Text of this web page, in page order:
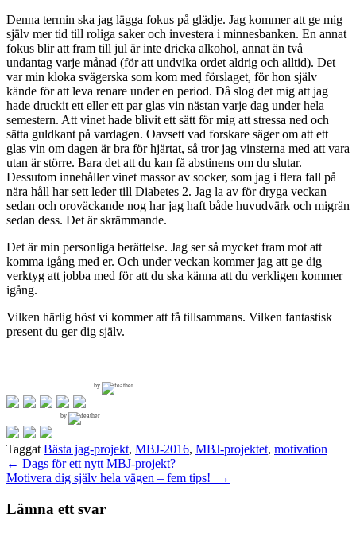
Denna termin ska jag lägga fokus på glädje. Jag kommer att ge mig
själv mer tid till roliga saker och investera i minnesbanken. En annat
fokus blir att fram till jul är inte dricka alkohol, annat än två
undantag varje månad (för att undvika ordet aldrig och alltid). Det
var min kloka svägerska som kom med förslaget, för hon själv
kände för att leva renare under en period. Då slog det mig att jag
hade druckit ett eller ett par glas vin nästan varje dag under hela
semestern. Att vinet hade blivit ett sätt för mig att stressa ned och
sätta guldkant på vardagen. Oavsett vad forskare säger om att ett
glas vin om dagen är bra för hjärtat, så tror jag vinsterna med att vara
utan är större. Bara det att du kan få abstinens om du slutar.
Dessutom innehåller vinet massor av socker, som jag i flera fall på
nära håll har sett leder till Diabetes 2. Jag la av för dryga veckan
sedan och oroväckande nog har jag haft både huvudvärk och migrän
sedan dess. Det är skrämmande.
Det är min personliga berättelse. Jag ser så mycket fram mot att
komma igång med er. Och under veckan kommer jag att ge dig
verktyg att jobba med för att du ska känna att du verkligen kommer
igång.
Vilken härlig höst vi kommer att få tillsammans. Vilken fantastisk
present du ger dig själv.
by
by
Taggat Bästa jag-projekt, MBJ-2016, MBJ-projektet, motivation
Inläggsnavigering
← Dags för ett nytt MBJ-projekt?
Motivera dig själv hela vägen – fem tips!
→
Lämna ett svar